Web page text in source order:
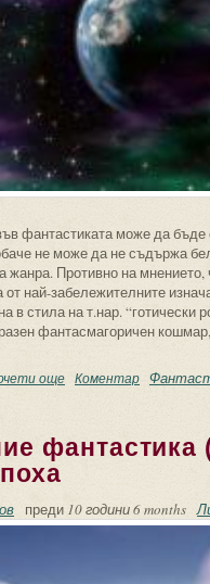
фантастиката може да бъде
не може да не съдържа
жанра. Противно на мнението,
най-забележителните
в стила на т.нар. “готически
фантасмагоричен
още about Направление
Коментар
фантастика
преди 10 години 6 months